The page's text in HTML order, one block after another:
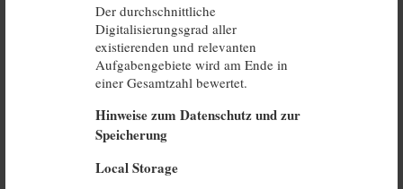
Der durchschnittliche
Digitalisierungsgrad aller
existierenden und relevanten
Aufgabengebiete wird am Ende in
einer Gesamtzahl bewertet.
Hinweise zum Datenschutz und zur
Speicherung
Local Storage